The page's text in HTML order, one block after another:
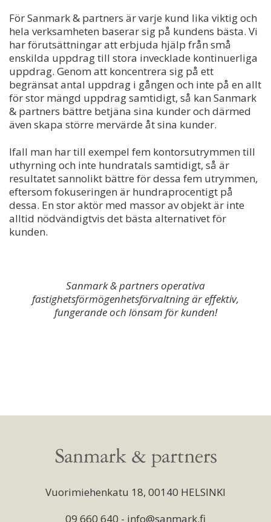
För Sanmark & partners är varje kund lika viktig och
hela verksamheten baserar sig på kundens bästa. Vi
har förutsättningar att erbjuda hjälp från små
enskilda uppdrag till stora invecklade kontinuerliga
uppdrag. Genom att koncentrera sig på ett
begränsat antal uppdrag i gången och inte på en allt
för stor mängd uppdrag samtidigt, så kan Sanmark
& partners bättre betjäna sina kunder och därmed
även skapa större mervärde åt sina kunder.
Ifall man har till exempel fem kontorsutrymmen till
uthyrning och inte hundratals samtidigt, så är
resultatet sannolikt bättre för dessa fem utrymmen,
eftersom fokuseringen är hundraprocentigt på
dessa. En stor aktör med massor av objekt är inte
alltid nödvändigtvis det bästa alternativet för
kunden.
Sanmark & partners operativa
fastighetsförmögenhetsförvaltning är effektiv,
fungerande och lönsam för kunden!
Vuorimiehenkatu 18, 00140 HELSINKI
09 660 640 - info@sanmark.fi